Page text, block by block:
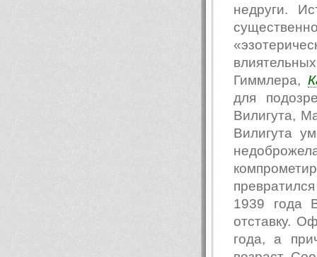
недруги.
Гиммлера,
для
Вилигута,
Вилигута
1939 года
отставку.
года, а